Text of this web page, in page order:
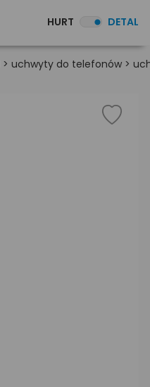
HURT DETAL
> uchwyty do telefonów >